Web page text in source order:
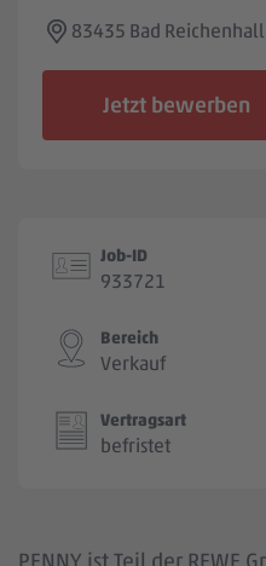
83435 Bad Reichenhall
Jetzt bewerben
Job-ID
933721
Bereich
Verkauf
Vertragsart
befristet